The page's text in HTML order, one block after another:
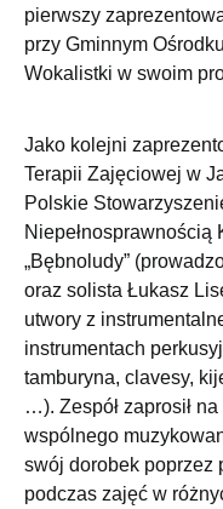
pierwszy
przy Gminnym
Wokalistki w swoim
Jako kolejni
Terapii Zajęciowej w
Polskie
Niepełnosprawnością
„Bębnoludy”
oraz solista Łukasz
utwory z
instrumentach
tamburyna, clavesy,
…). Zespół zaprosił
wspólnego
swój dorobek poprzez
podczas zajęć w